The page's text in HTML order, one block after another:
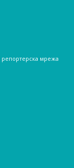
репортерска мрежа